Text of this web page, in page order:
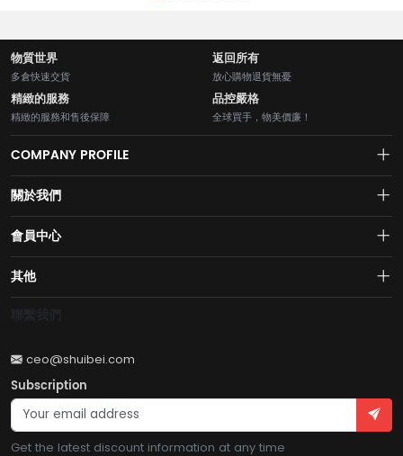
物質世界
多倉快速交貨
返回所有
放心購物退貨無憂
精緻的服務
精緻的服務和售後保障
品控嚴格
全球買手，物美價廉！
COMPANY PROFILE
球黃金珠寶跨境電商平臺！AI與區塊鏈的完美結合的【水貝幣$SB】引領
全球黃金珠寶穩定幣RWA新紀元！
關於我們
About us
Join us
Privacy policy
會員中心
Account
Order
Brand List
其他
Terms of use
Become a seller
Account
ceo@shuibei.com
Subscription
Get the latest discount information at any time